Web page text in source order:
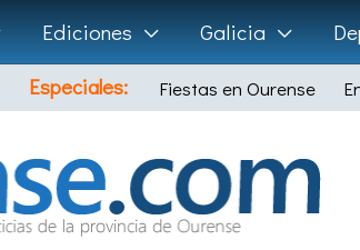
Ediciones Galicia
Especiales:
Fiestas en Ourense